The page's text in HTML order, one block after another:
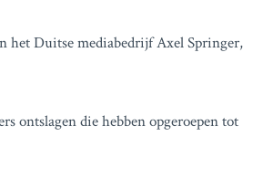
het Duitse mediabedrijf Axel Springer,
ontslagen die hebben opgeroepen tot